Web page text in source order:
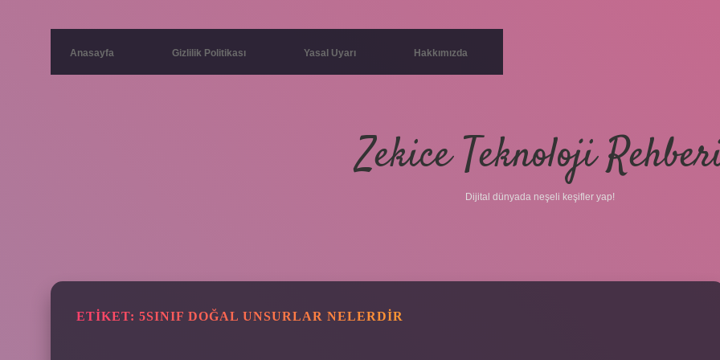
Anasayfa Gizlilik Politikası Yasal Uyarı Hakkımızda
Zekice Teknoloji
Dijital dünyada neşeli keşifler yap!
ETIKET: 5SINIF DOĞAL UNSURLAR NELERDIR